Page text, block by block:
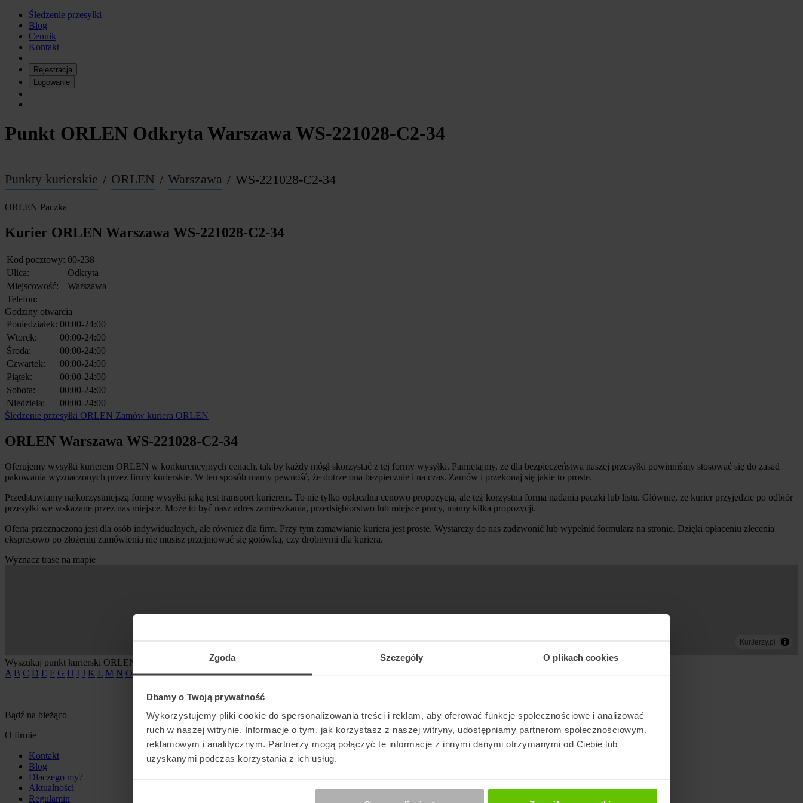
Zgoda Szczegóły O plikach cookies
Dbamy o Twoją prywatność
Wykorzystujemy pliki cookie do spersonalizowania treści i reklam, aby oferować funkcje społecznościowe i analizować
ruch w naszej witrynie. Informacje o tym, jak korzystasz z naszej witryny, udostępniamy partnerom społecznościowym,
reklamowym i analitycznym. Partnerzy mogą połączyć te informacje z innymi danymi otrzymanymi od Ciebie lub
uzyskanymi podczas korzystania z ich usług.
Śledzenie przesyłki
Blog
Cennik
Kontakt
Rejestracja
Logowanie
Punkt ORLEN Odkryta Warszawa WS-221028-C2-34
Punkty kurierskie ORLEN Warszawa WS-221028-C2-34
ORLEN Paczka
Kurier ORLEN Warszawa WS-221028-C2-34
Kod pocztowy: 00-238
Ulica:
Odkryta
Miejscowość:
Warszawa
Telefon:
Godziny otwarcia
Poniedziałek: 00:00-24:00
Wtorek:
00:00-24:00
Środa:
00:00-24:00
Czwartek:
00:00-24:00
Piątek:
00:00-24:00
Sobota:
00:00-24:00
Niedziela:
00:00-24:00
Śledzenie przesyłki ORLEN Zamów kuriera ORLEN
ORLEN Warszawa WS-221028-C2-34
Oferujemy wysyłki kurierem ORLEN w konkurencyjnych cenach, tak by każdy mógł skorzystać z tej formy wysyłki. Pamiętajmy, że dla bezpieczeństwa naszej przesyłki powinniśmy stosować się do zasad
pakowania wyznaczonych przez firmy kurierskie. W ten sposób mamy pewność, że dotrze ona bezpiecznie i na czas. Zamów i przekonaj się jakie to proste.
Przedstawiamy najkorzystniejszą formę wysyłki jaką jest transport kurierem. To nie tylko opłacalna cenowo propozycja, ale też korzystna forma nadania paczki lub listu. Głównie, że kurier przyjedzie po odbiór
przesyłki we wskazane przez nas miejsce. Może to być nasz adres zamieszkania, przedsiębiorstwo lub miejsce pracy, mamy kilka propozycji.
Oferta przeznaczona jest dla osób indywidualnych, ale również dla firm. Przy tym zamawianie kuriera jest proste. Wystarczy do nas zadzwonić lub wypełnić formularz na stronie. Dzięki opłaceniu zlecenia
ekspresowo po złożeniu zamówienia nie musisz przejmować się gotówką, czy drobnymi dla kuriera.
Wyznacz trase na mapie
Wyszukaj punkt kurierski ORLEN
A B C D E F G H I J K L M N O P R S T U WY Z
Bądź na bieżąco
O firmie
Kontakt
Blog
Dlaczego my?
Aktualności
Regulamin